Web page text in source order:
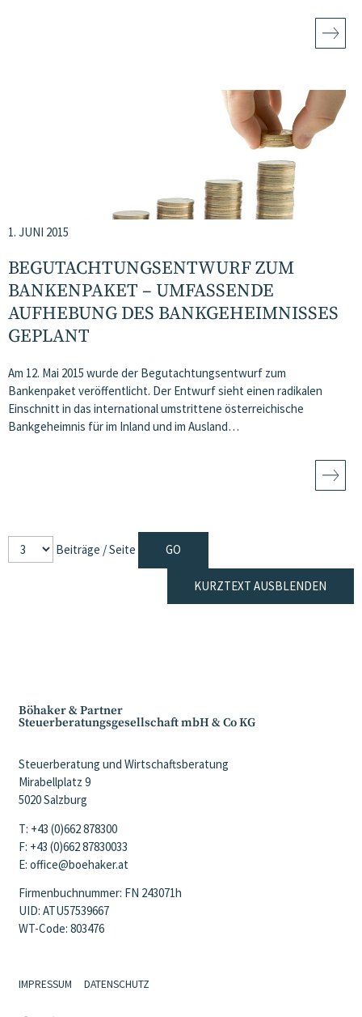
1. JUNI 2015
BEGUTACHTUNGSENTWURF ZUM
BANKENPAKET – UMFASSENDE
AUFHEBUNG DES BANKGEHEIMNISSES
GEPLANT
Am 12. Mai 2015 wurde der Begutachtungsentwurf zum
Bankenpaket veröffentlicht. Der Entwurf sieht einen radikalen
Einschnitt in das international umstrittene österreichische
Bankgeheimnis für im Inland und im Ausland…
Beiträge / Seite
KURZTEXT AUSBLENDEN
Böhaker & Partner
Steuerberatungsgesellschaft mbH & Co KG
Steuerberatung und Wirtschaftsberatung
Mirabellplatz 9
5020 Salzburg
T: +43 (0)662 878300
F: +43 (0)662 87830033
E: office@boehaker.at
Firmenbuchnummer: FN 243071h
UID: ATU57539667
WT-Code: 803476
IMPRESSUM DATENSCHUTZ